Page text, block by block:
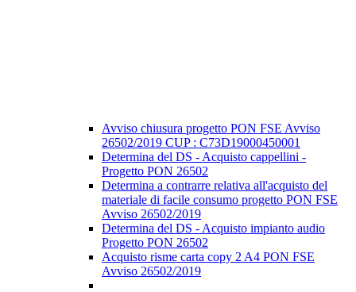
Avviso chiusura progetto PON FSE Avviso
26502/2019 CUP : C73D19000450001
Determina del DS - Acquisto cappellini -
Progetto PON 26502
Determina a contrarre relativa all'acquisto del
materiale di facile consumo progetto PON FSE
Avviso 26502/2019
Determina del DS - Acquisto impianto audio
Progetto PON 26502
Acquisto risme carta copy 2 A4 PON FSE
Avviso 26502/2019